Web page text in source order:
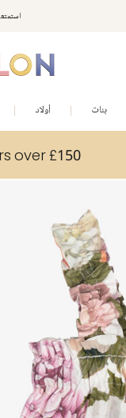
استمتعوا بخصم 10% على
بنات أولاد
over £150